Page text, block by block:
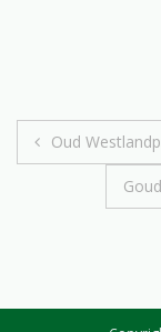
Bericht
Oud